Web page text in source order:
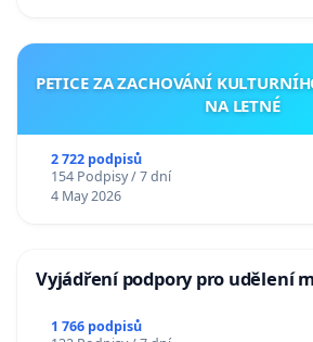
PETICE ZA ZACHOVÁNÍ
NA LETNÉ
2 722 podpisů
154 Podpisy / 7 dní
4 May 2026
Vyjádření podpory pro udělení
1 766 podpisů